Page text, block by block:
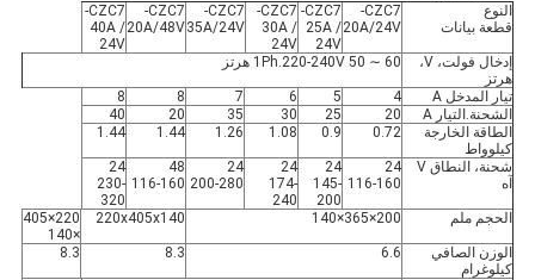
النوع
قطعة بيانات
CZC7-
20A/24V
CZC7-
25A /
24V
CZC7-
30A /
24V
CZC7-
35A/24V
CZC7-
20A/48V
CZC7-
40A /
24V
إدخال فولت، V،
هرتز
1Ph.220-240V 50 ∼ 60 هرتز
تيار المدخل A 4
5
6
7
8
8
الشحنة.التيار A
20
25
30
35
20
40
الطاقة الخارجة
كيلوواط
0.72
0.9
1.08
1.26
1.44
1.44
شحنة، النطاق V
آه
24
116-160
24
145-
200
24
174-
240
24
200-280
48
116-160
24
230-
320
الحجم ملم
200×365×140
220x405x140
220×405
×140
الوزن الصافي
كيلوغرام
6.6
8.3
8.3